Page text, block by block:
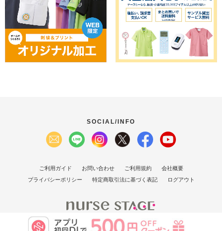
SOCIAL/INFO
ご利用ガイド お問い合わせ ご利用規約
会社概要
プライバシーポリシー
特定商取引法に基づく表記 ログアウト